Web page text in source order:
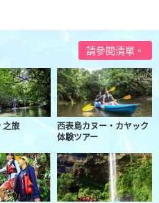
請參閱清單。
之旅
西表島カヌー・カヤック
体験ツアー